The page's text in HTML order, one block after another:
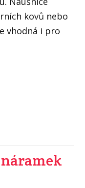
kovů nebo
vhodná i pro